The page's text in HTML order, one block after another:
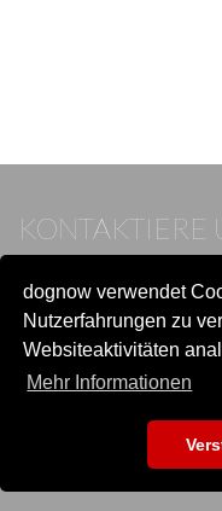
dognow verwendet
Nutzerfahrungen zu
Websiteaktivitäten
Mehr Informationen
KONTAKTIERE
Wenn du bereits einen
Sonst besuche unser
Zu
Hilfe und Kontakt
BLEIB IN